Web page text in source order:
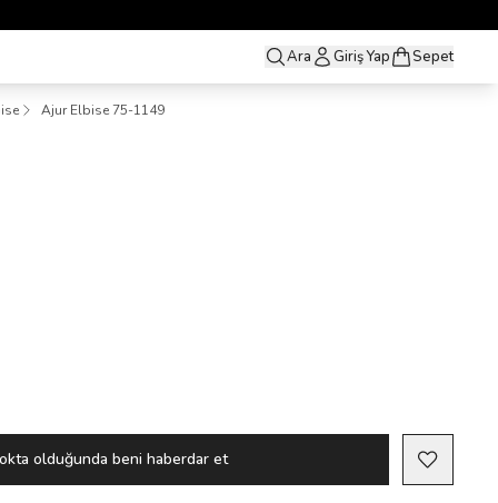
Ara Giriş Yap Sepet
Ajur Elbise 75-1149
olduğunda beni haberdar et